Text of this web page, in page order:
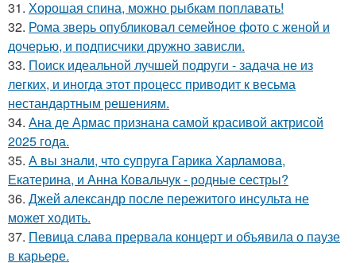
31. Хорошая спина, можно рыбкам поплавать!
32. Рома зверь опубликовал семейное фото с женой и
дочерью, и подписчики дружно зависли.
33. Поиск идеальной лучшей подруги - задача не из
легких, и иногда этот процесс приводит к весьма
нестандартным решениям.
34. Ана де Армас признана самой красивой актрисой
2025 года.
35. А вы знали, что супруга Гарика Харламова,
Екатерина, и Анна Ковальчук - родные сестры?
36. Джей александр после пережитого инсульта не
может ходить.
37. Певица слава прервала концерт и объявила о паузе
в карьере.